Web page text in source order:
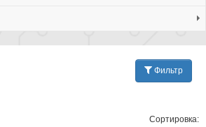
Фильтр
Сортировка: